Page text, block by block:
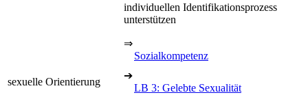
individuellen Identifikationsprozess
unterstützen
⇒
Sozialkompetenz
sexuelle Orientierung
➔
LB 3: Gelebte Sexualität